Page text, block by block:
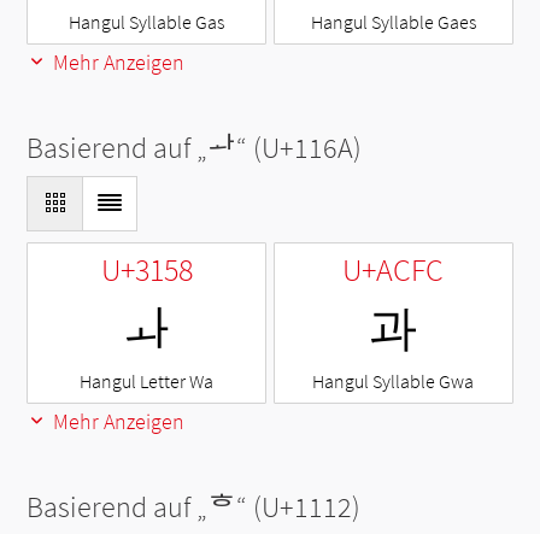
Hangul Syllable Gas Hangul Syllable Gaes
Mehr Anzeigen
Basierend auf „ᅪ“ (U+116A)
U+3158
ㅘ
Hangul Letter Wa
U+ACFC
과
Hangul Syllable Gwa
Mehr Anzeigen
Basierend auf „ᄒ“ (U+1112)